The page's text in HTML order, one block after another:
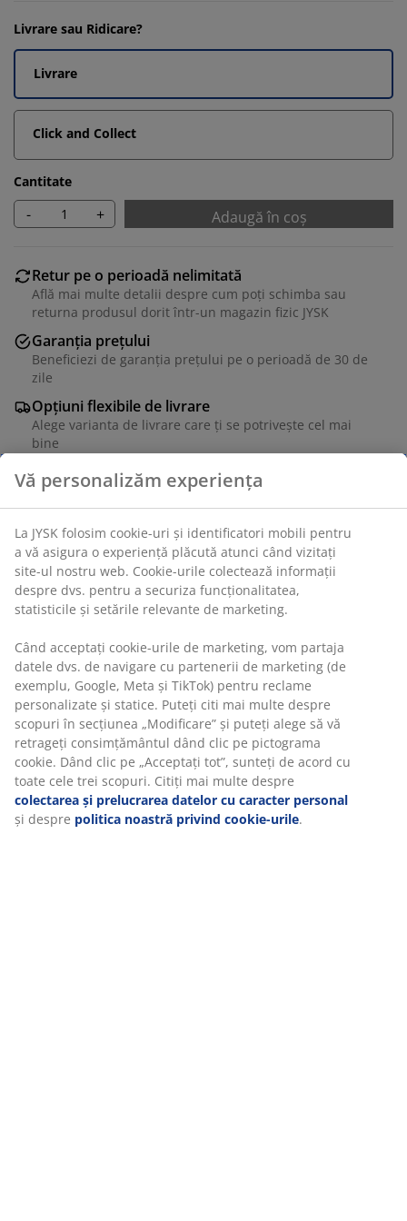
Livrare sau Ridicare?
Livrare
Click and Collect
Cantitate
- + Adaugă în coș
Retur pe o perioadă nelimitată
Află mai multe detalii despre cum poți schimba sau
returna produsul dorit într-un magazin fizic JYSK
Garanția prețului
Beneficiezi de garanția prețului pe o perioadă de 30 de
zile
Opțiuni flexibile de livrare
Alege varianta de livrare care ți se potrivește cel mai
bine
Unitate de stoc: 1766207
Specificații
Recenzii
(5)
Livrare
Vă personalizăm experiența
La JYSK folosim cookie-uri și identificatori mobili pentru a
vă asigura o experiență plăcută atunci când vizitați site-
ul nostru web. Cookie-urile colectează informații despre
setările relevante de marketing.
Când acceptați cookie-urile de marketing, vom partaja
datele dvs. de navigare cu partenerii de marketing (de
exemplu, Google, Meta și TikTok) pentru reclame
personalizate și statice. Puteți citi mai multe despre
scopuri în secțiunea „Modificare” și puteți alege să vă
retrageți consimțământul dând clic pe pictograma cookie.
Dând clic pe „Acceptați tot”, sunteți de acord cu toate
cele trei scopuri. Citiți mai multe desprecolectarea și